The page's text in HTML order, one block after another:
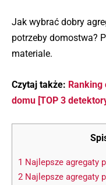
Jak wybrać dobry
potrzeby domostwa?
materiale.
Czytaj także:
domu [TOP 3
1 Najlepsze agregaty
2 Najlepsze agregaty